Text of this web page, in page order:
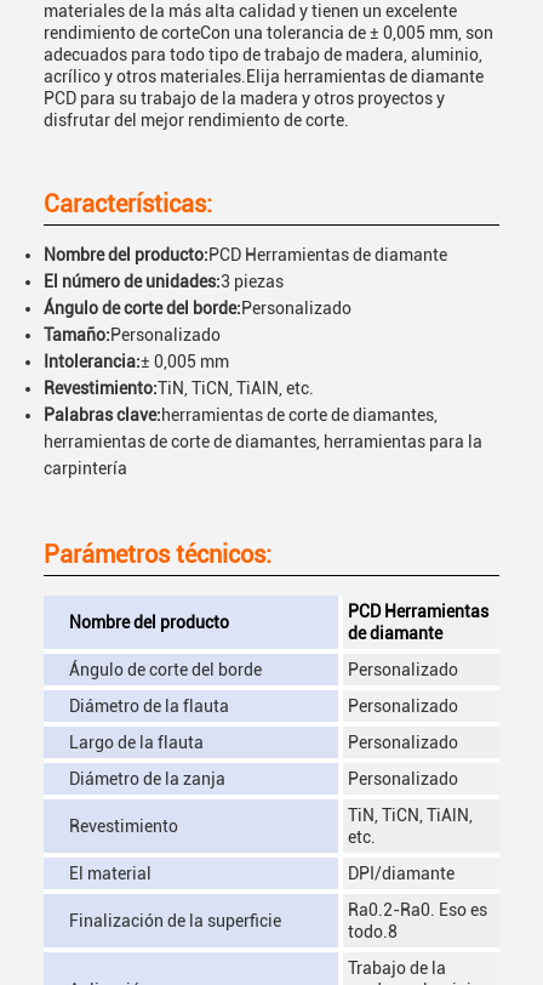
materiales de la más alta calidad y tienen un excelente
rendimiento de corteCon una tolerancia de ± 0,005 mm, son
adecuados para todo tipo de trabajo de madera, aluminio,
acrílico y otros materiales.Elija herramientas de diamante
PCD para su trabajo de la madera y otros proyectos y
disfrutar del mejor rendimiento de corte.
Características:
Nombre del producto:PCD Herramientas de diamante
El número de unidades:3 piezas
Ángulo de corte del borde:Personalizado
Tamaño:Personalizado
Intolerancia:± 0,005 mm
Revestimiento:TiN, TiCN, TiAlN, etc.
Palabras clave:herramientas de corte de diamantes,
herramientas de corte de diamantes, herramientas para la
carpintería
Parámetros técnicos:
Nombre del producto
PCD Herramientas
de diamante
Ángulo de corte del borde
Personalizado
Diámetro de la flauta
Personalizado
Largo de la flauta
Personalizado
Diámetro de la zanja
Personalizado
Revestimiento
TiN, TiCN, TiAlN,
etc.
El material
DPI/diamante
Finalización de la superficie
Ra0.2-Ra0. Eso es
todo.8
Trabajo de la